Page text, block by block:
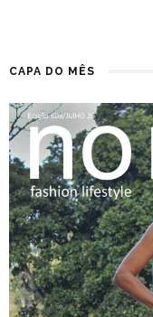
CAPA DO MÊS